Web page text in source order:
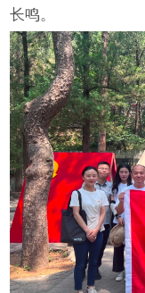
长鸣。